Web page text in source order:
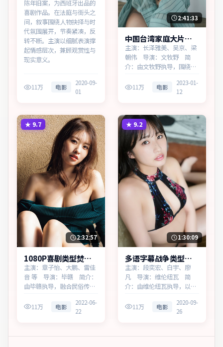
陈年旧案，为西班牙出品的
喜剧作品。在法庭与街头之
间，叙事围绕人物抉择与时
代氛围展开，节奏紧凑，反
转不断。主演以细腻表演撑
起情感层次，兼顾观赏性与
现实意义。
11万 电影
2020-09-
01
2:41:33
中国台湾家庭大片风
暴边界无广告观看
主演：长泽雅美、吴京、梁
朝伟 导演：文牧野 简
介：由文牧野执导，围绕一
品的家庭作品。在记忆与现
实的裂缝中，叙事围绕人物
制镜头呈现群像张力。主演
以细腻表演撑起情感层次，
兼顾观赏性与现实意义。
11万 电影
2023-01-
12
★ 9.7
2:32:57
1080P喜剧类型焚城
回响无广告观看
主演：章子怡、大鹏、雷佳
音 等 导演：毕赣 简介：
由毕赣执导，融合民俗传说
品的喜剧作品。在雨夜与霓
虹之间，叙事围绕人物抉择
11万 电影
2022-06-
22
★ 9.2
1:30:09
多语字幕战争类型寒
锋档案免费点播
主演：段奕宏、白宇、廖
凡 导演：维伦纽瓦 简
介：由维伦纽瓦执导，以架
出品的战争作品。在春运与
归乡的旅途中，叙事围绕人
11万 电影
2020-09-
26